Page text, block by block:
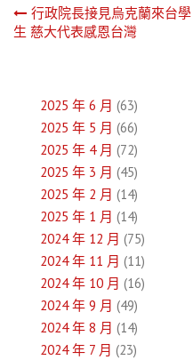
文
覽
行政院長接見烏克蘭來台學
生 慈大代表感恩台灣
2025 年 6 月 (63)
2025 年 5 月 (66)
2025 年 4 月 (72)
2025 年 3 月 (45)
2025 年 2 月 (14)
2025 年 1 月 (14)
2024 年 12 月 (75)
2024 年 11 月 (11)
2024 年 10 月 (16)
2024 年 9 月 (49)
2024 年 8 月 (14)
2024 年 7 月 (23)